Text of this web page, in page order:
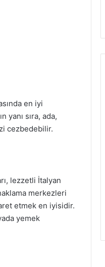
en iyi
yanı sıra, ada,
cezbedebilir.
lezzetli İtalyan
merkezleri
etmek en iyisidir.
yemek